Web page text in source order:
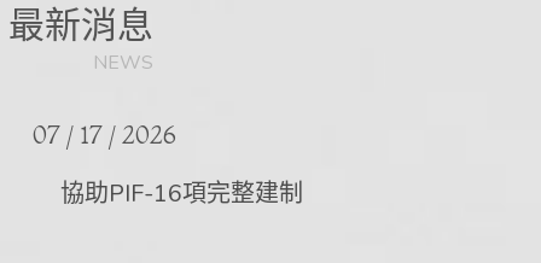
最新消息
NEWS
More »
07 / 17 2026
協助PIF-16項完整建制